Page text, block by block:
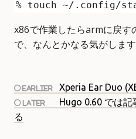
x86で作業したらarmに戻す
で、なんとかなる気がします
Xperia Ear Duo
Hugo 0.60 では
る